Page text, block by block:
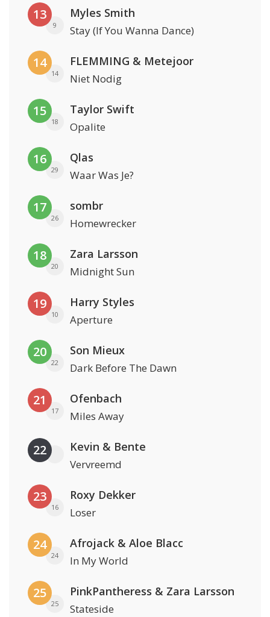
13
9
Myles Smith
Stay (If You Wanna Dance)
14
14
FLEMMING & Metejoor
Niet Nodig
15
18
Taylor Swift
Opalite
16
29
Qlas
Waar Was Je?
17
26
sombr
Homewrecker
18
20
Zara Larsson
Midnight Sun
19
10
Harry Styles
Aperture
20
22
Son Mieux
Dark Before The Dawn
21
17
Ofenbach
Miles Away
22 Kevin & Bente
Vervreemd
23
16
Roxy Dekker
Loser
24
24
Afrojack & Aloe Blacc
In My World
25
25
PinkPantheress & Zara Larsson
Stateside